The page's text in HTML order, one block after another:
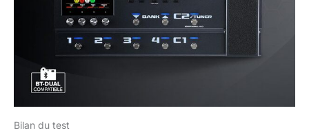
Bilan du test